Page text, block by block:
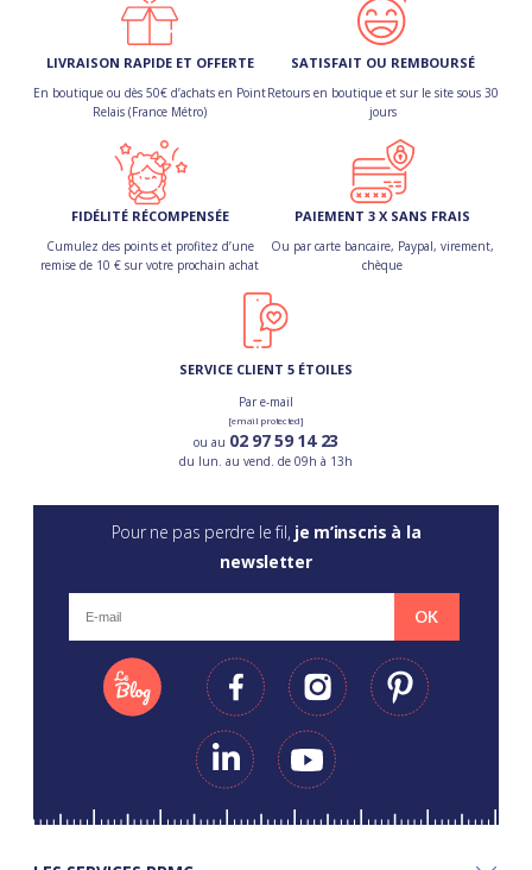
LIVRAISON RAPIDE ET OFFERTE
En boutique ou dès 50€ d’achats en Point
Relais (France Métro)
SATISFAIT OU REMBOURSÉ
Retours en boutique et sur le site sous 30
jours
FIDÉLITÉ RÉCOMPENSÉE
Cumulez des points et profitez d’une
remise de 10 € sur votre prochain achat
PAIEMENT 3 X SANS FRAIS
Ou par carte bancaire, Paypal, virement,
chèque
SERVICE CLIENT 5 ÉTOILES
Par e-mail
[email protected]
ou au 02 97 59 14 23
du lun. au vend. de 09h à 13h
Pour ne pas perdre le fil, je m’inscris à la
newsletter
OK